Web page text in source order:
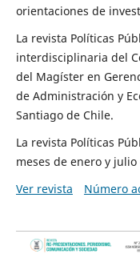
orientaciones de
La revista Políticas
interdisciplinaria del
del Magíster en
de Administración y
Santiago de Chile.
La revista Políticas
meses de enero y julio
Ver revista
Número